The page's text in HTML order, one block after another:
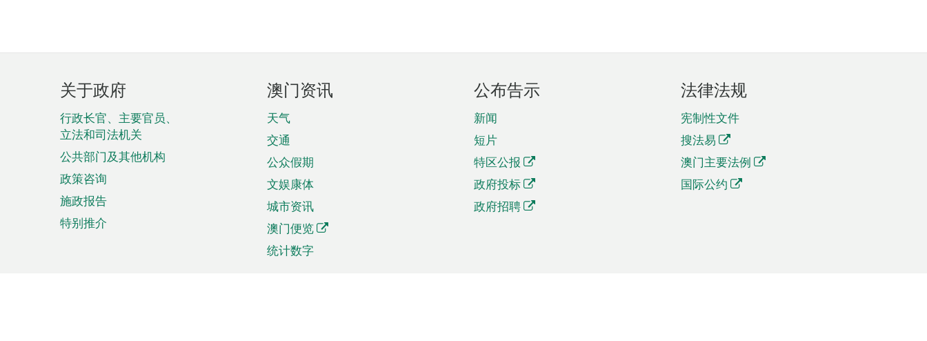
页
脚
菜
单
关于政府
行政长官、主要官员、
立法和司法机关
公共部门及其他机构
政策咨询
施政报告
特别推介
澳门资讯
天气
交通
公众假期
文娱康体
城市资讯
澳门便览
统计数字
公布告示
新闻
短片
特区公报
政府投标
政府招聘
法律法规
宪制性文件
搜法易
澳门主要法例
国际公约